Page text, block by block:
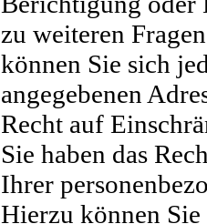
zu weiteren
können Sie sich
angegebenen
Recht auf
Sie haben das
Ihrer
Hierzu können